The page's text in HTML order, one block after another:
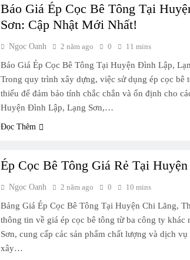
Báo Giá Ép Cọc Bê Tông Tại
Sơn: Cập Nhật Mới Nhất!
Ngọc Oanh 2 năm ago 0 11 mins
Báo Giá Ép Cọc Bê Tông Tại Huyện Đình Lập,
Trong quy trình xây dựng, việc sử dụng ép cọc bê
thiếu để đảm bảo tính chắc chắn và ổn định cho
Huyện Đình Lập, Lạng Sơn,…
Đọc Thêm
Ép Cọc Bê Tông Giá Rẻ Tại
Ngọc Oanh 2 năm ago 0 10 mins
Bảng Giá Ép Cọc Bê Tông Tại Huyện Chi Lăng,
thông tin về giá ép cọc bê tông từ ba công ty khác
Sơn, cung cấp các sản phẩm chất lượng và dịch
xây…